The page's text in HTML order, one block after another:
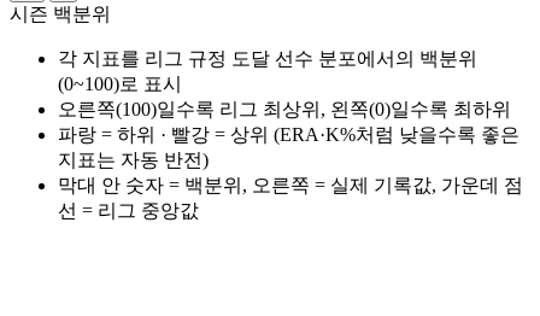
시즌 백분위
각 지표를 리그 규정 도달 선수 분포에서의 백분위
(0~100)로 표시
오른쪽(100)일수록 리그 최상위, 왼쪽(0)일수록 최하위
파랑 = 하위 · 빨강 = 상위 (ERA·K%처럼 낮을수록 좋은
지표는 자동 반전)
막대 안 숫자 = 백분위, 오른쪽 = 실제 기록값, 가운데 점
선 = 리그 중앙값